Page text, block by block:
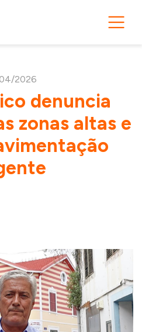
2026
denuncia
zonas altas e